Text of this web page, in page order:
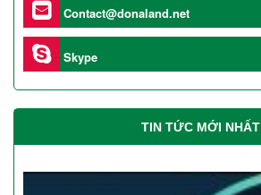
Contact@donaland.net
Skype
TIN TỨC MỚI NHẤT